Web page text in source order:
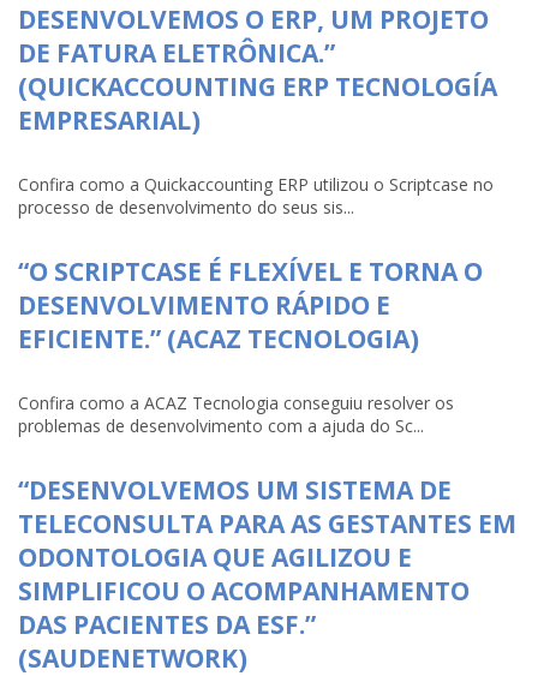
DESENVOLVEMOS O ERP, UM PROJETO
DE FATURA ELETRÔNICA.”
(QUICKACCOUNTING ERP TECNOLOGÍA
EMPRESARIAL)
Confira como a Quickaccounting ERP utilizou o Scriptcase no
processo de desenvolvimento do seus sis...
“O SCRIPTCASE É FLEXÍVEL E TORNA O
DESENVOLVIMENTO RÁPIDO E
EFICIENTE.” (ACAZ TECNOLOGIA)
Confira como a ACAZ Tecnologia conseguiu resolver os
problemas de desenvolvimento com a ajuda do Sc...
“DESENVOLVEMOS UM SISTEMA DE
TELECONSULTA PARA AS GESTANTES EM
ODONTOLOGIA QUE AGILIZOU E
SIMPLIFICOU O ACOMPANHAMENTO
DAS PACIENTES DA ESF.”
(SAUDENETWORK)